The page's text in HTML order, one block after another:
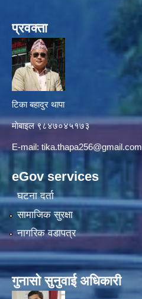
प्रवक्ता
टिका बहादुर थापा
माे‍बाइल ९८४७०४५१७३
E-mail: tika.thapa256@gmail.com
eGov services
घटना दर्ता
सामाजिक सुरक्षा
नागरिक वडापत्र
गुनासाे सुनुवाई अधिकारी